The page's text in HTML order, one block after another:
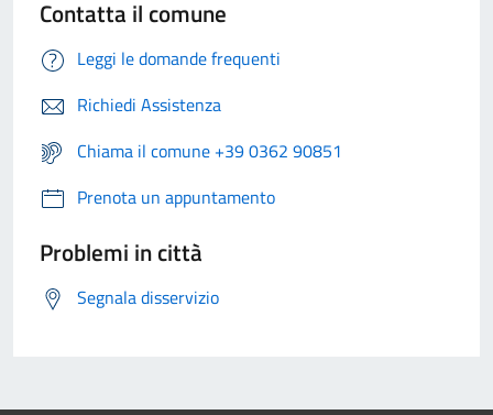
Contatta il comune
Leggi le domande frequenti
Richiedi Assistenza
Chiama il comune +39 0362 90851
Prenota un appuntamento
Problemi in città
Segnala disservizio